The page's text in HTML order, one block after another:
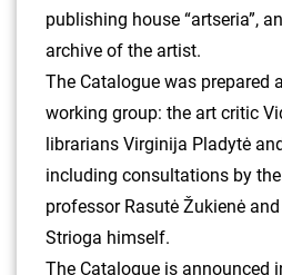
publishing house “artseria”,
archive of the artist.
The Catalogue was prepared
working group: the art critic
librarians Virginija Pladytė
including consultations by
professor Rasutė Žukienė
Strioga himself.
The Catalogue is announced